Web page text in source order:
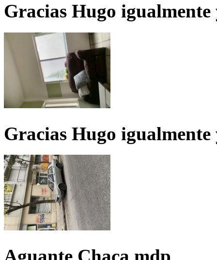
Gracias Hugo igualmente
Gracias Hugo igualmente